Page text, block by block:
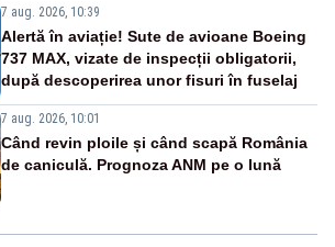
7 aug. 2026, 10:39
Alertă în aviație! Sute de avioane Boeing
737 MAX, vizate de inspecții obligatorii,
după descoperirea unor fisuri în fuselaj
7 aug. 2026, 10:01
Când revin ploile și când scapă România
de caniculă. Prognoza ANM pe o lună